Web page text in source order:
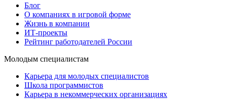
Блог
О компаниях в игровой форме
Жизнь в компании
ИТ-проекты
Рейтинг работодателей России
Молодым специалистам
Карьера для молодых специалистов
Школа программистов
Карьера в некоммерческих организациях